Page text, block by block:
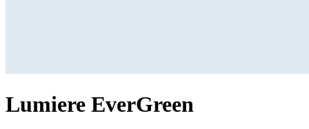
Lumiere EverGreen